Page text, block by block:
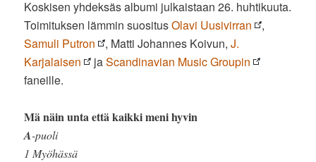
Koskisen yhdeksäs albumi julkaistaan 26. huhtikuuta.
Toimituksen lämmin suositusOlavi Uusivirran
,
Samuli Putron
, Matti Johannes Koivun,J.
Karjalaisen
jaScandinavian Music Groupin
faneille.
Mä näin unta että kaikki meni hyvin
A-puoli
1 Myöhässä